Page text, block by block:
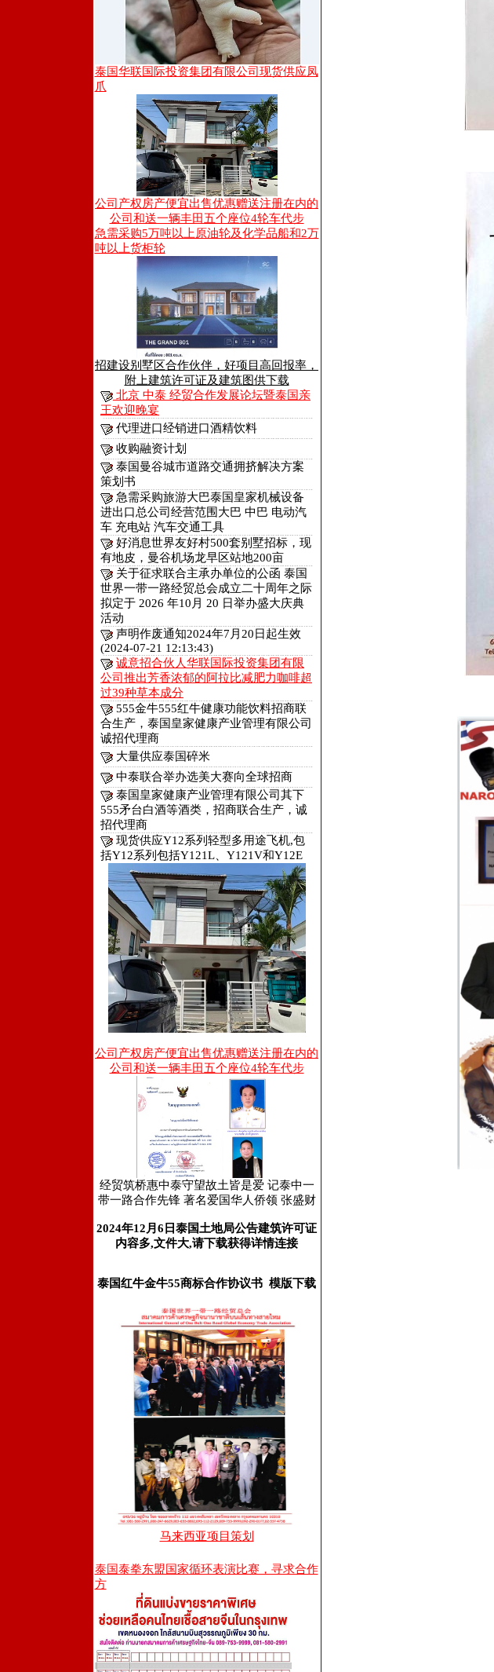
泰国华联国际投资集团有限公司现货供应凤
爪
公司产权房产便宜出售优惠赠送注册在内的
公司和送一辆丰田五个座位4轮车代步
急需采购5万吨以上原油轮及化学品船和2万
吨以上货柜轮
招建设别墅区合作伙伴，好项目高回报率，
附上建筑许可证及建筑图供下载
北京 中泰 经贸合作发展论坛暨泰国亲
王欢迎晚宴
代理进口经销进口酒精饮料
收购融资计划
泰国曼谷城市道路交通拥挤解决方案
策划书
急需采购旅游大巴泰国皇家机械设备
进出口总公司经营范围大巴 中巴 电动汽
车 充电站 汽车交通工具
好消息世界友好村500套别墅招标，现
有地皮，曼谷机场龙早区站地200亩
关于征求联合主承办单位的公函 泰国
世界一带一路经贸总会成立二十周年之际
拟定于 2026 年10月 20 日举办盛大庆典
活动
声明作废通知2024年7月20日起生效
(2024-07-21 12:13:43)
诚意招合伙人华联国际投资集团有限
公司推出芳香浓郁的阿拉比减肥力咖啡超
过39种草本成分
555金牛555红牛健康功能饮料招商联
合生产，泰国皇家健康产业管理有限公司
诚招代理商
大量供应泰国碎米
中泰联合举办选美大赛向全球招商
泰国皇家健康产业管理有限公司其下
555矛台白酒等酒类，招商联合生产，诚
招代理商
现货供应Y12系列轻型多用途飞机,包
括Y12系列包括Y121L、Y121V和Y12E
公司产权房产便宜出售优惠赠送注册在内的
公司和送一辆丰田五个座位4轮车代步
经贸筑桥惠中泰守望故土皆是爱 记泰中一
带一路合作先锋 著名爱国华人侨领 张盛财
2024年12月6日泰国土地局公告建筑许可证
内容多,文件大,请下载获得详情连接
泰国红牛金牛55商标合作协议书 模版下载
马来西亚项目策划
泰国泰拳东盟国家循环表演比赛，寻求合作
方